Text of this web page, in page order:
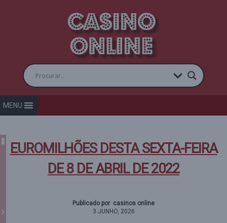
MENU
EUROMILHÕES DESTA SEXTA-FEIRA
DE 8 DE ABRIL DE 2022
Publicado por casinos online
3 JUNHO, 2026